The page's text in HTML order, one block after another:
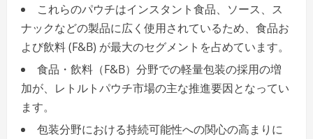
これらのパウチはインスタント食品、ソース、ス
ナックなどの製品に広く使用されているため、食品お
よび飲料 (F&B) が最大のセグメントを占めています。
食品・飲料（F&B）分野での軽量包装の採用の増
加が、レトルトパウチ市場の主な推進要因となってい
ます。
包装分野における持続可能性への関心の高まりに